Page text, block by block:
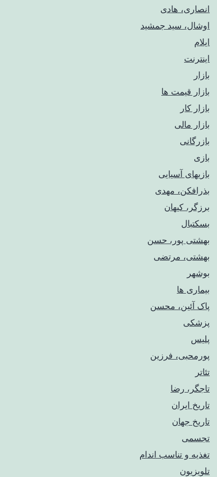
انصاری، هادی
اوشال، سید جمشید
ایلام
اینترنت
بازار
بازار قیمت ها
بازار کار
بازار مالی
بازرگانی
بازی
بازیهای آسیایی
بذرافکن، مهدی
برزگر، کیهان
بسکتبال
بهشتی پور، حسن
بهشتی، مرتضی
بوشهر
بیماری ها
پاک آئین، محسن
پزشکی
پلیس
پورمحبی، فرزین
تئاتر
تاجگر، رضا
تاریخ ایران
تاریخ جهان
تجسمی
تغذیه و تناسب اندام
تلویزیون